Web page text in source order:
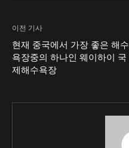
이전 기사
현재 중국에서 가장 좋은 해수
욕장중의 하나인 웨이하이 국
제해수욕장